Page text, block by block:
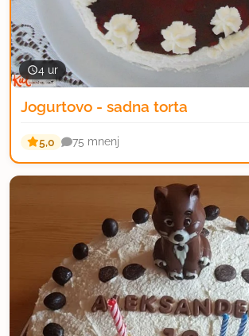
4 ur
Jogurtovo - sadna torta
5,0 75 mnenj